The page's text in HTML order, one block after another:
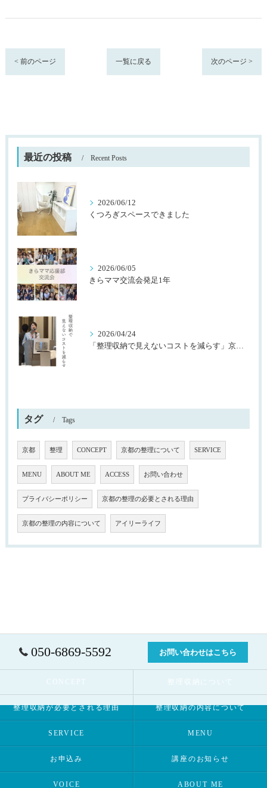
< 前のページ 一覧に戻る 次のページ >
最近の投稿 Recent Posts
2026/06/12
くつろぎスペースできました
2026/06/05
きらママ交流会発足1年
2026/04/24
「整理収納で見えないコストを減らす」京都桂川ロータリークラブ様主催
タグ Tags
京都 整理 CONCEPT 京都の整理について SERVICE
MENU ABOUT ME ACCESS お問い合わせ
プライバシーポリシー 京都の整理の必要とされる理由
京都の整理の内容について アイリーライフ
050-6869-5592 お問い合わせはこちら
CONCEPT 整理収納について
整理収納が必要とされる理由 整理収納の内容について
SERVICE MENU
お申込み 講座のお知らせ
VOICE ABOUT ME